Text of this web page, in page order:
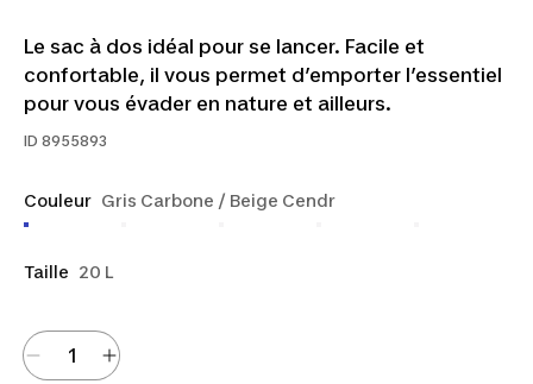
Le sac à dos idéal pour se lancer. Facile et
confortable, il vous permet d’emporter l’essentiel
pour vous évader en nature et ailleurs.
ID 8955893
Couleur Gris Carbone / Beige Cendr
Taille 20 L